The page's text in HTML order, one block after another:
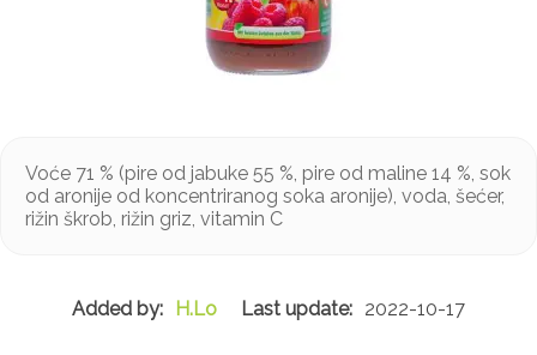
Voće 71 % (pire od jabuke 55 %, pire od maline 14 %, sok
od aronije od koncentriranog soka aronije), voda, šećer,
rižin škrob, rižin griz, vitamin C
H.Lo 2022-10-17